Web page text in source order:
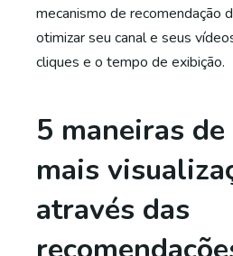
mecanismo de recomendação
otimizar seu canal e seus
cliques e o tempo de exibição.
5 maneiras
mais
através das